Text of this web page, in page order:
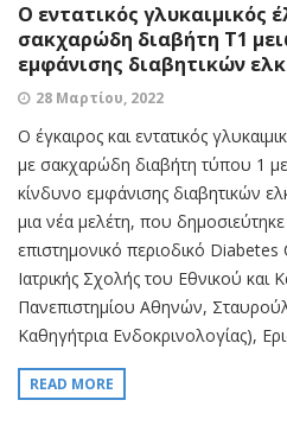
Ο εντατικός γλυκαιμικός
σακχαρώδη διαβήτη T1
εμφάνισης διαβητικών
28 Μαρτίου, 2022
Ο έγκαιρος και εντατικός
με σακχαρώδη διαβήτη τύπου 1
κίνδυνο εμφάνισης διαβητικών
μια νέα μελέτη, που
επιστημονικό περιοδικό Diabetes
Ιατρικής Σχολής του Εθνικού και
Πανεπιστημίου Αθηνών,
Καθηγήτρια Ενδοκρινολογίας),
READ MORE